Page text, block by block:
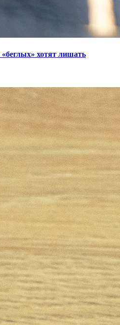
хотят лишать